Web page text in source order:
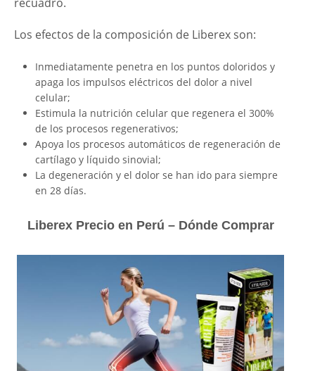
Los efectos de la composición de Liberex son:
Inmediatamente penetra en los puntos doloridos y
apaga los impulsos eléctricos del dolor a nivel
celular;
Estimula la nutrición celular que regenera el 300%
de los procesos regenerativos;
Apoya los procesos automáticos de regeneración de
cartílago y líquido sinovial;
La degeneración y el dolor se han ido para siempre
en 28 días.
Liberex Precio en Perú – Dónde Comprar